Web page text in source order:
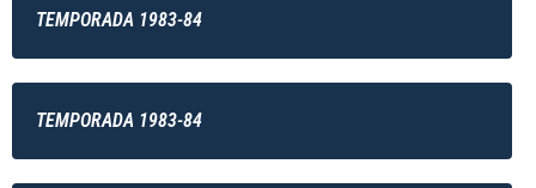
TEMPORADA 1983-84
TEMPORADA 1983-84